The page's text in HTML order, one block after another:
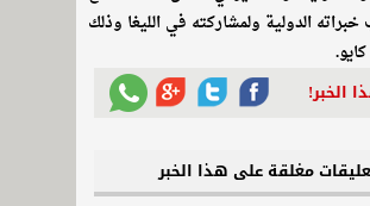
الدولية ولمشاركته في الليغا وذلك
الخبر!
مغلقة على هذا الخبر